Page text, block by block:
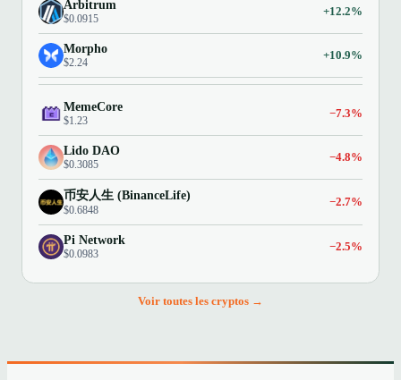
Arbitrum
$0.0915
+12.2%
Morpho
$2.24
+10.9%
MemeCore
$1.23
−7.3%
Lido DAO
$0.3085
−4.8%
币安人生 (BinanceLife)
$0.6848
−2.7%
Pi Network
$0.0983
−2.5%
Voir toutes les cryptos →